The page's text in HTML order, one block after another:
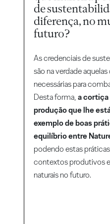
de
diferença, no
futuro?
As credenciais de
são na verdade
necessárias para
Desta forma,a cortiça
produção que lhe
exemplo de boas
equilíbrio entre
podendo estas
contextos produtivos
naturais no futuro.